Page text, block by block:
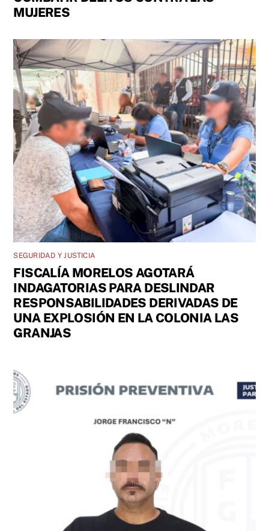
MUJERES
SEGURIDAD Y JUSTICIA
FISCALÍA MORELOS AGOTARÁ
INDAGATORIAS PARA DESLINDAR
RESPONSABILIDADES DERIVADAS DE
UNA EXPLOSIÓN EN LA COLONIA LAS
GRANJAS